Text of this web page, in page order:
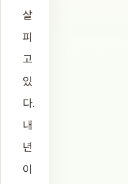
살
피
고
있
다.
내
년
이